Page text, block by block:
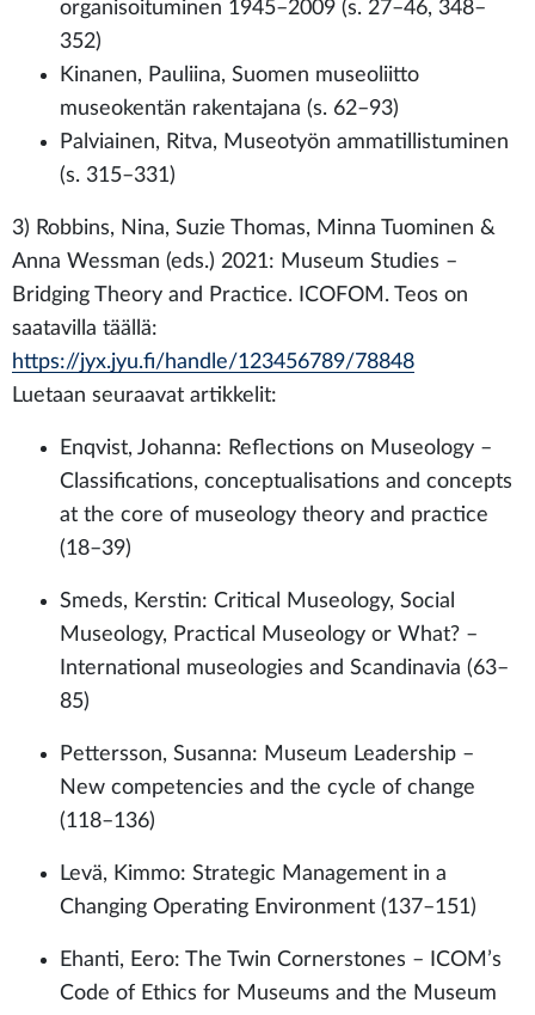
organisoituminen 1945–2009 (s. 27–46, 348–
352)
Kinanen, Pauliina, Suomen museoliitto
museokentän rakentajana (s. 62–93)
Palviainen, Ritva, Museotyön ammatillistuminen
(s. 315–331)
3) Robbins, Nina, Suzie Thomas, Minna Tuominen &
Anna Wessman (eds.) 2021: Museum Studies –
Bridging Theory and Practice. ICOFOM. Teos on
saatavilla täällä:
https://jyx.jyu.fi/handle/123456789/78848
Luetaan seuraavat artikkelit:
Enqvist, Johanna: Reflections on Museology –
Classifications, conceptualisations and concepts
at the core of museology theory and practice
(18–39)
Smeds, Kerstin: Critical Museology, Social
Museology, Practical Museology or What? –
International museologies and Scandinavia (63–
85)
Pettersson, Susanna: Museum Leadership –
New competencies and the cycle of change
(118–136)
Levä, Kimmo: Strategic Management in a
Changing Operating Environment (137–151)
Ehanti, Eero: The Twin Cornerstones – ICOM’s
Code of Ethics for Museums and the Museum